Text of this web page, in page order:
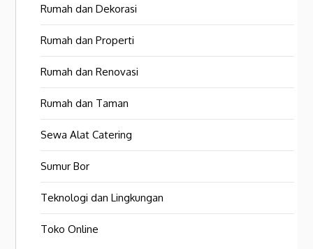
Rumah dan Dekorasi
Rumah dan Properti
Rumah dan Renovasi
Rumah dan Taman
Sewa Alat Catering
Sumur Bor
Teknologi dan Lingkungan
Toko Online